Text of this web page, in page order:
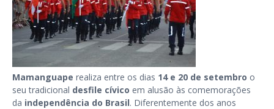
Mamanguape realiza entre os dias 14 e 20 de setembro o
seu tradicional desfile cívico em alusão às comemorações
da independência do Brasil. Diferentemente dos anos